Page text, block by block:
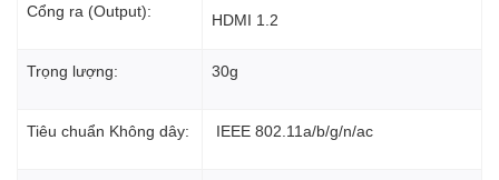
Cổng ra (Output): HDMI 1.2‎
Trọng lượng: 30g
Tiêu chuẩn Không dây: IEEE 802.11a/b/g/n/ac‎